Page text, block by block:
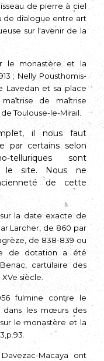
de pierre à ciel
de dialogue entre art
sur l'avenir de la
le monastère et la
; Nelly Pousthomis-
Lavedan et sa place
de maîtrise
Toulouse-le-Mirail.
il nous faut
par certains selon
telluriques sont
le site. Nous ne
de cette
la date exacte de
Larcher, de 860 par
de 838-839 ou
de dotation a été
cartulaire des
siècle.
fulmine contre le
dans les mœurs des
le monastère et la
Macaya ont